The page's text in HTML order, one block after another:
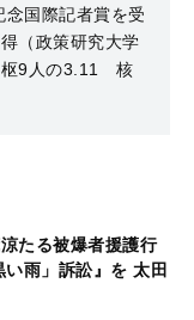
念国際記者賞を受
（政策研究大学
枢9人の3.11 核
たる被爆者援護行
雨」訴訟』を 太田